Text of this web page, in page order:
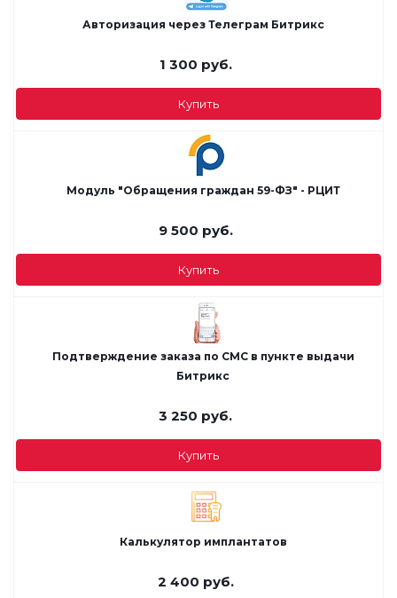
Авторизация через Телеграм Битрикс
1 300 руб.
Купить
Модуль "Обращения граждан 59-ФЗ" - РЦИТ
9 500 руб.
Купить
Подтверждение заказа по СМС в пункте выдачи
Битрикс
3 250 руб.
Купить
Калькулятор имплантатов
2 400 руб.